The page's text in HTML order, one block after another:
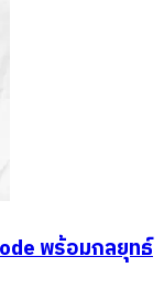
พร้อมกลยุทธ์